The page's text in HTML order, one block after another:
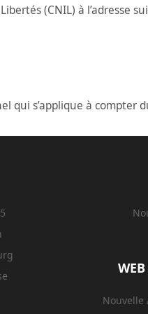
(CNIL) à l’adresse
qui s’applique à compter
Nouvelle